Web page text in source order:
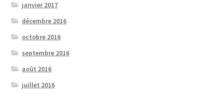
janvier 2017
décembre 2016
octobre 2016
septembre 2016
août 2016
juillet 2016